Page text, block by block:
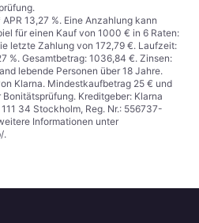
13,27 %. Eine Anzahlung kann
für einen Kauf von 1000 € in 6 Raten:
letzte Zahlung von 172,79 €. Laufzeit:
%. Gesamtbetrag: 1036,84 €. Zinsen:
lebende Personen über 18 Jahre.
Klarna. Mindestkaufbetrag 25 € und
Kreditgeber: Klarna
34 Stockholm, Reg. Nr.: 556737-
Informationen unter
.